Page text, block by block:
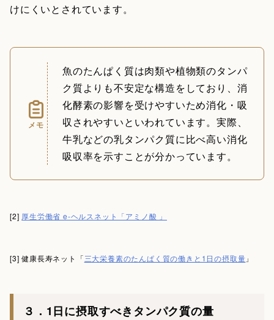
けにくいとされています。
メモ
魚のたんぱく質は肉類や植物類のタンパ
ク質よりも不安定な構造をしており、消
化酵素の影響を受けやすいため消化・吸
収されやすいといわれています。実際、
牛乳などの乳タンパク質に比べ高い消化
吸収率を示すことが分かっています。
[2] 厚生労働省 e-ヘルスネット「アミノ酸 」
[3] 健康長寿ネット「三大栄養素のたんぱく質の働きと1日の摂取量 」
３．1日に摂取すべきタンパク質の量